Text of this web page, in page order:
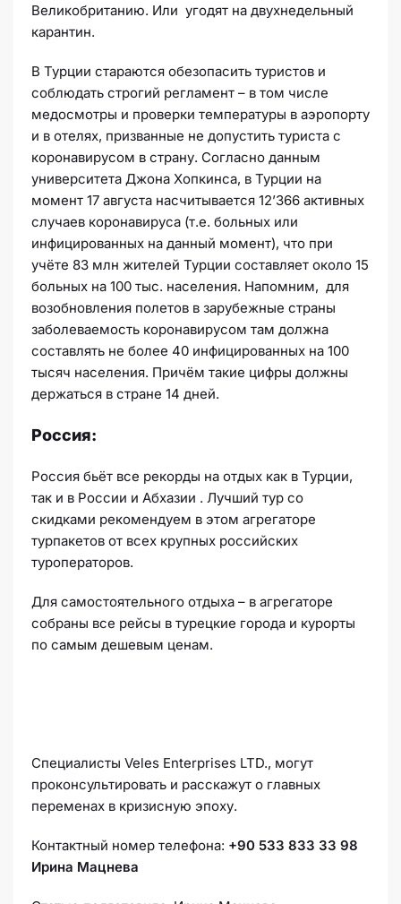
Великобританию. Или угодят на двухнедельный
карантин.
В Турции стараются обезопасить туристов и
соблюдать строгий регламент – в том числе
медосмотры и проверки температуры в аэропорту
и в отелях, призванные не допустить туриста с
коронавирусом в страну. Согласно данным
университета Джона Хопкинса, в Турции на
момент 17 августа насчитывается 12’366 активных
случаев коронавируса (т.е. больных или
инфицированных на данный момент), что при
учёте 83 млн жителей Турции составляет около 15
больных на 100 тыс. населения. Напомним, для
возобновления полетов в зарубежные страны
заболеваемость коронавирусом там должна
составлять не более 40 инфицированных на 100
тысяч населения. Причём такие цифры должны
держаться в стране 14 дней.
Россия:
Россия бьёт все рекорды на отдых как в Турции,
так и в России и Абхазии . Лучший тур со
скидками рекомендуем в этом агрегаторе
турпакетов от всех крупных российских
туроператоров.
Для самостоятельного отдыха – в агрегаторе
собраны все рейсы в турецкие города и курорты
по самым дешевым ценам.
Специалисты Veles Enterprises LTD., могут
проконсультировать и расскажут о главных
переменах в кризисную эпоху.
Контактный номер телефона: +90 533 833 33 98
Ирина Мацнева